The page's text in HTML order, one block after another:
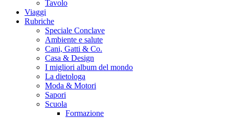
Tavolo
Viaggi
Rubriche
Speciale Conclave
Ambiente e salute
Cani, Gatti & Co.
Casa & Design
I migliori album del mondo
La dietologa
Moda & Motori
Sapori
Scuola
Formazione